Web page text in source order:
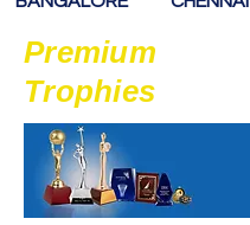
Premium
Trophies